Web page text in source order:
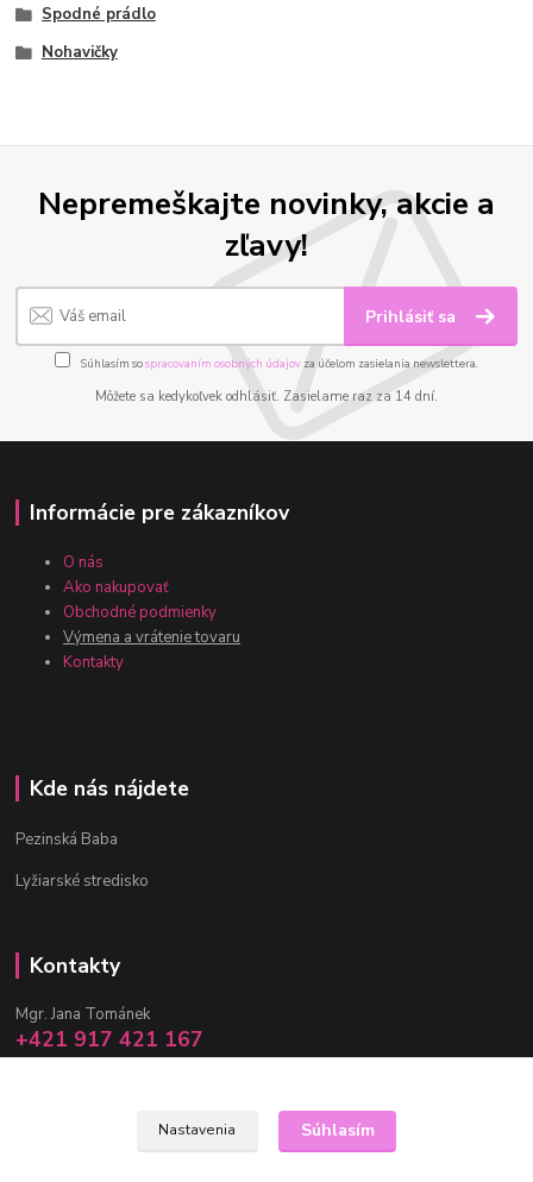
Spodné prádlo
Nohavičky
Nepremeškajte novinky, akcie a
zľavy!
Prihlásiť sa
Súhlasím sospracovaním osobných údajov za účelom zasielania newslettera.
Môžete sa kedykoľvek odhlásiť. Zasielame raz za 14 dní.
Informácie pre zákazníkov
O nás
Ako nakupovať
Obchodné podmienky
Výmena a vrátenie tovaru
Kontakty
Kde nás nájdete
Pezinská Baba
Lyžiarské stredisko
Kontakty
Mgr. Jana Tománek
+421 917 421 167
(Po-Pia, 10 -17 hod.)
Nastavenia Súhlasím